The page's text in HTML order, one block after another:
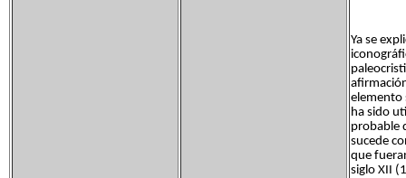
Ya se
elemento
ha sido
probable
sucede
que
siglo XII